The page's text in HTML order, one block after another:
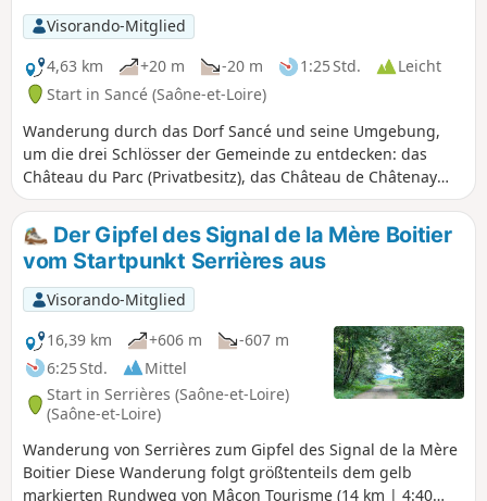
Visorando-Mitglied
4,63 km
+20 m -20 m 1:25 Std.
Leicht
Start in Sancé (Saône-et-Loire)
Wanderung durch das Dorf Sancé und seine Umgebung,
um die drei Schlösser der Gemeinde zu entdecken: das
Château du Parc (Privatbesitz), das Château de Châtenay
(Privatbesitz) und das Château Lapalus
(Gemeindeeigentum).
Der Gipfel des Signal de la Mère Boitier
vom Startpunkt Serrières aus
Visorando-Mitglied
16,39 km
+606 m
-607 m
6:25 Std.
Mittel
Start in Serrières (Saône-et-Loire)
(Saône-et-Loire)
Wanderung von Serrières zum Gipfel des Signal de la Mère
Boitier Diese Wanderung folgt größtenteils dem gelb
markierten Rundweg von Mâcon Tourisme (14 km | 4:40